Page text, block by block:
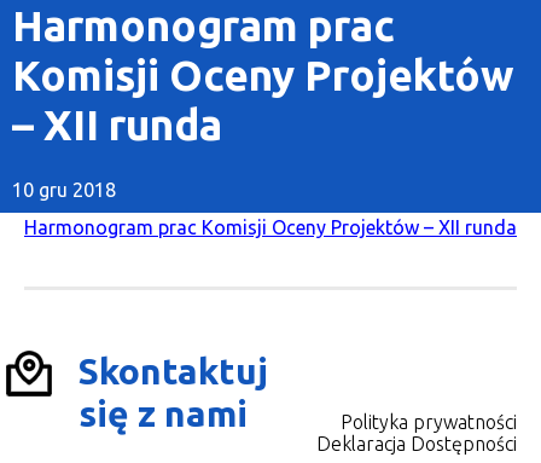
Harmonogram prac
Komisji Oceny Projektów
– XII runda
10 gru 2018
Harmonogram prac Komisji Oceny Projektów – XII runda
Skontaktuj
się z nami
Polityka prywatności
Deklaracja Dostępności